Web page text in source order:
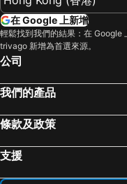
Hotel Venue G
G3 Hotel Chungmuro
MD Hotel Doksan
New Blanc Central
Four Points by Sheraton Josun, Seoul
ibis Ambassador Seoul
G2 Myeongdong
Jongno
金浦國際機場
Lotte World
韓國會展中心水族館
Samsung
Apgujeong
Transit Tours - Seoul City
在 Google 上新增
輕鬆找到我們的結果：在 Google
trivago 新增為首選來源。
公司
我們的產品
條款及政策
支援